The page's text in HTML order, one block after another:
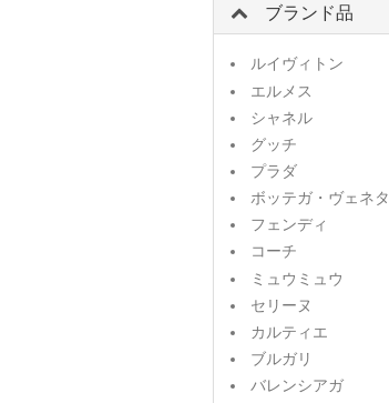
ブランド品
ルイヴィトン
エルメス
シャネル
グッチ
プラダ
ボッテガ・ヴェネタ
フェンディ
コーチ
ミュウミュウ
セリーヌ
カルティエ
ブルガリ
バレンシアガ